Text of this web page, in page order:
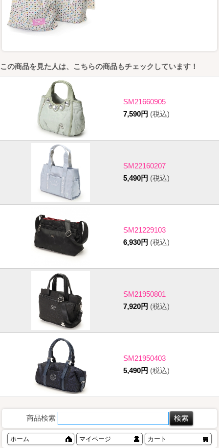
この商品を見た人は、こちらの商品もチェックしています！
SM21660905
7,590円 (税込)
SM22160207
5,490円 (税込)
SM21229103
6,930円 (税込)
SM21950801
7,920円 (税込)
SM21950403
5,490円 (税込)
商品検索
ホーム マイページ カート